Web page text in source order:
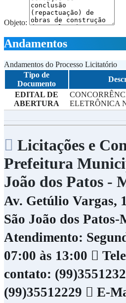
Objeto:
Andamentos
Andamentos do Processo Licitatório
Tipo de
Documento
EDITAL DE
ABERTURA
ELETRÔNICA
Licitações e
Prefeitura
João dos Patos -
Av. Getúlio Vargas,
São João dos Patos-
Atendimento:
07:00 às 13:00
contato:
(99)35512229
E-